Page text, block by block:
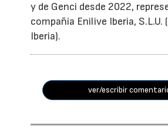
y de Genci desde 2022,
compañía Enilive Iberia, S.L.U.
Iberia).
ver/escribir